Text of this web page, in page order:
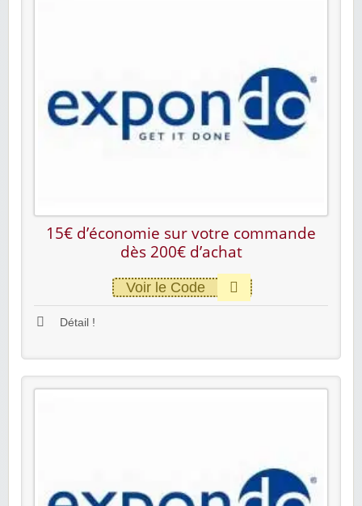
15€ d’économie sur votre commande
dès 200€ d’achat
Voir le Code
Détail !